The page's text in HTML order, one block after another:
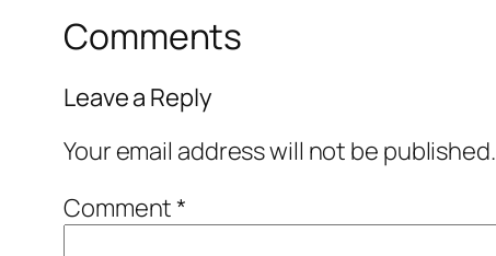
Comments
Leave a Reply
Your email address will not be published.
Comment*